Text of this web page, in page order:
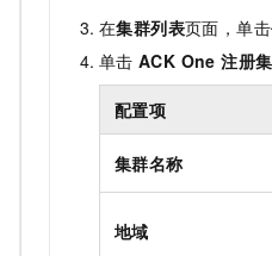
在集群列表页面，单击
单击 ACK One 注册
配置项
集群名称
地域
大模型解决方案
快速部署 Dify，高效搭建 AI 应用
依托云
10 分钟在聊天系统中增加一个 AI 助